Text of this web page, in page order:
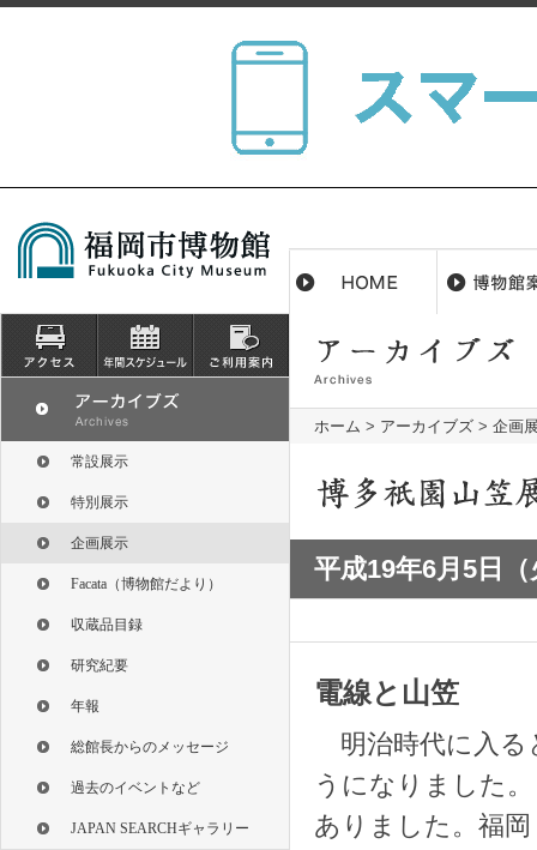
ホーム > アーカイブズ > 企画
平成19年6月5日
電線と山笠
明治時代に入る
うになりました
ありました。福
常設展示
特別展示
企画展示
Facata（博物館だより）
収蔵品目録
研究紀要
年報
総館長からのメッセージ
過去のイベントなど
JAPAN SEARCHギャラリー